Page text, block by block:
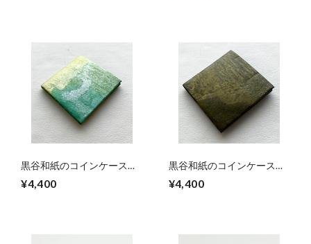
黒谷和紙のコインケース
¥4,400
黒谷和紙のコインケース
¥4,400